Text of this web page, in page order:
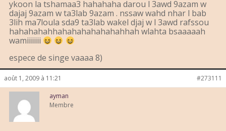
ykoon la tshamaa3 hahahaha darou l 3awd 9azam w
dajaj 9azam w ta3lab 9azam . nssaw wahd nhar l bab
3lih ma7loula sda9 ta3lab wakel djaj w l 3awd rafssou
hahahahahhahahahahahahahhah wlahta bsaaaaah
wamiiiiiii
espece de singe vaaaa 8)
août 1, 2009 à 11:21 #273111
ayman
Membre